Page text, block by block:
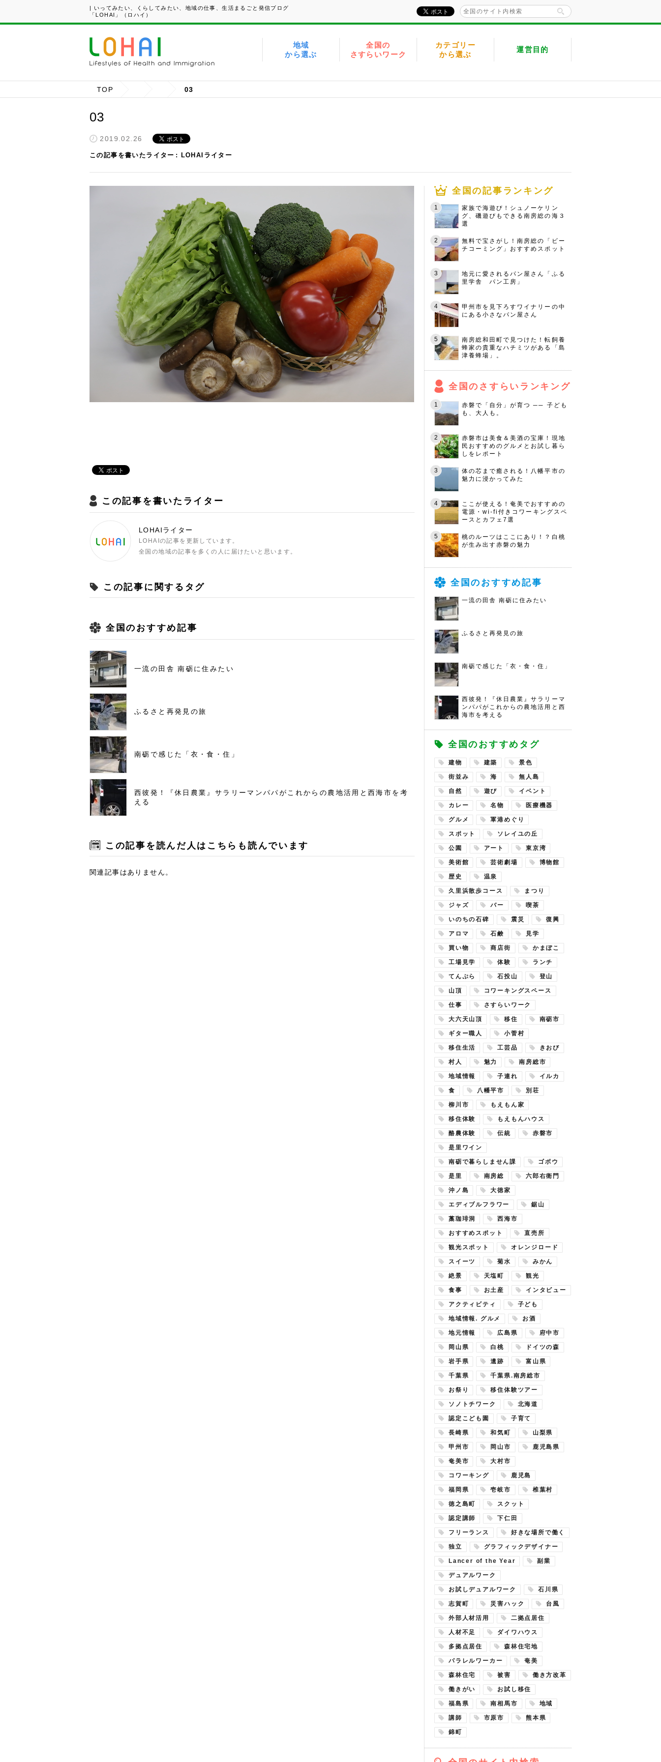
| いってみたい、くらしてみたい、地域の仕事、生活まるごと発信ブログ
「LOHAI」（ロハイ）
地域
から選ぶ
全国の
さすらいワーク
カテゴリー
から選ぶ
運営目的
TOP 03
03
2019.02.26
この記事を書いたライター LOHAIライター
この記事を書いたライター
LOHAIライター
LOHAIの記事を更新しています。
全国の地域の記事を多くの人に届けたいと思います。
この記事に関するタグ
全国のおすすめ記事
一流の田舎 南砺に住みたい
ふるさと再発見の旅
南砺で感じた「衣・食・住」
西彼発！『休日農業』サラリーマンパパがこれからの農地活用と西海市を考
える
この記事を読んだ人はこちらも読んでいます
関連記事はありません。
全国の記事ランキング
家族で海遊び！シュノーケリン
グ、磯遊びもできる南房総の海３
選
無料で宝さがし！南房総の「ビー
チコーミング」おすすめスポット
地元に愛されるパン屋さん「ふる
里学舎 パン工房」
甲州市を見下ろすワイナリーの中
にある小さなパン屋さん
南房総和田町で見つけた！転飼養
蜂家の貴重なハチミツがある「島
津養蜂場」。
全国のさすらいランキング
赤磐で「自分」が育つ ── 子ども
も、大人も。
赤磐市は美食＆美酒の宝庫！現地
民おすすめのグルメとお試し暮ら
しをレポート
体の芯まで癒される！八幡平市の
魅力に浸かってみた
ここが使える！奄美でおすすめの
電源・wi-fi付きコワーキングスペ
ースとカフェ7選
桃のルーツはここにあり！？白桃
が生み出す赤磐の魅力
全国のおすすめ記事
一流の田舎 南砺に住みたい
ふるさと再発見の旅
南砺で感じた「衣・食・住」
西彼発！『休日農業』サラリーマ
ンパパがこれからの農地活用と西
海市を考える
全国のおすすめタグ
建物 建築 景色
街並み 海 無人島
自然 遊び イベント
カレー 名物 医療機器
グルメ 軍港めぐり
スポット ソレイユの丘
公園 アート 東京湾
美術館 芸術劇場 博物館
歴史 温泉
久里浜散歩コース まつり
ジャズ バー 喫茶
いのちの石碑 震災 復興
アロマ 石鹸 見学
買い物 商店街 かまぼこ
工場見学 体験 ランチ
てんぷら 石投山 登山
山頂 コワーキングスペース
仕事 さすらいワーク
大六天山頂 移住 南砺市
ギター職人 小菅村
移住生活 工芸品 きおび
村人 魅力 南房総市
地域情報 子連れ イルカ
食 八幡平市 別荘
柳川市 もえもん家
移住体験 もえもんハウス
酪農体験 伝統 赤磐市
是里ワイン
南砺で暮らしません課 ゴボウ
是里 南房総 六郎右衛門
沖ノ島 大徳家
エディブルフラワー 鋸山
藁珈琲洞 西海市
おすすめスポット 直売所
観光スポット オレンジロード
スイーツ 菊水 みかん
絶景 天塩町 観光
食事 お土産 インタビュー
アクティビティ 子ども
地域情報. グルメ お酒
地元情報 広島県 府中市
岡山県 白桃 ドイツの森
岩手県 遺跡 富山県
千葉県 千葉県.南房総市
お祭り 移住体験ツアー
ソノトチワーク 北海道
認定こども園 子育て
長崎県 和気町 山梨県
甲州市 岡山市 鹿児島県
奄美市 大村市
コワーキング 鹿児島
福岡県 壱岐市 椎葉村
徳之島町 スクット
認定講師 下仁田
フリーランス 好きな場所で働く
独立 グラフィックデザイナー
Lancer of the Year 副業
デュアルワーク
お試しデュアルワーク 石川県
志賀町 災害ハック 台風
外部人材活用 二拠点居住
人材不足 ダイワハウス
多拠点居住 森林住宅地
パラレルワーカー 奄美
森林住宅 被害 働き方改革
働きがい お試し移住
福島県 南相馬市 地域
講師 市原市 熊本県
錦町